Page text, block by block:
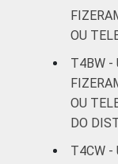
SOCIAL
OU
T4BW -
OU
DO
T4CW -